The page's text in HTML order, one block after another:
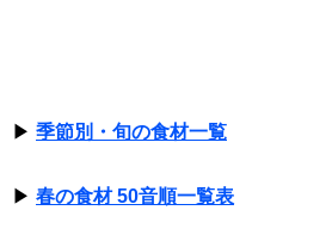
▶ 季節別・旬の食材一覧
▶ 春の食材 50音順一覧表